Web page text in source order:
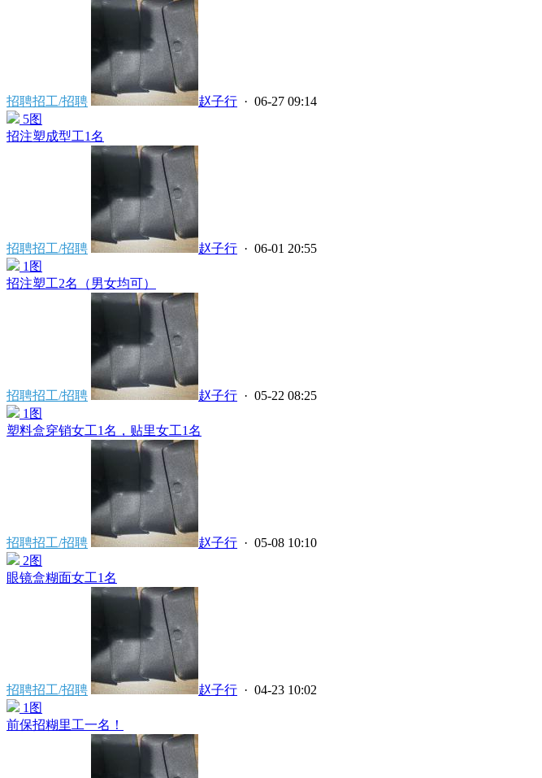
招聘招工/招聘 赵子行 · 06-27 09:14
5图
招注塑成型工1名
招聘招工/招聘 赵子行 · 06-01 20:55
1图
招注塑工2名（男女均可）
招聘招工/招聘 赵子行 · 05-22 08:25
1图
塑料盒穿销女工1名，贴里女工1名
招聘招工/招聘 赵子行 · 05-08 10:10
2图
眼镜盒糊面女工1名
招聘招工/招聘 赵子行 · 04-23 10:02
1图
前保招糊里工一名！